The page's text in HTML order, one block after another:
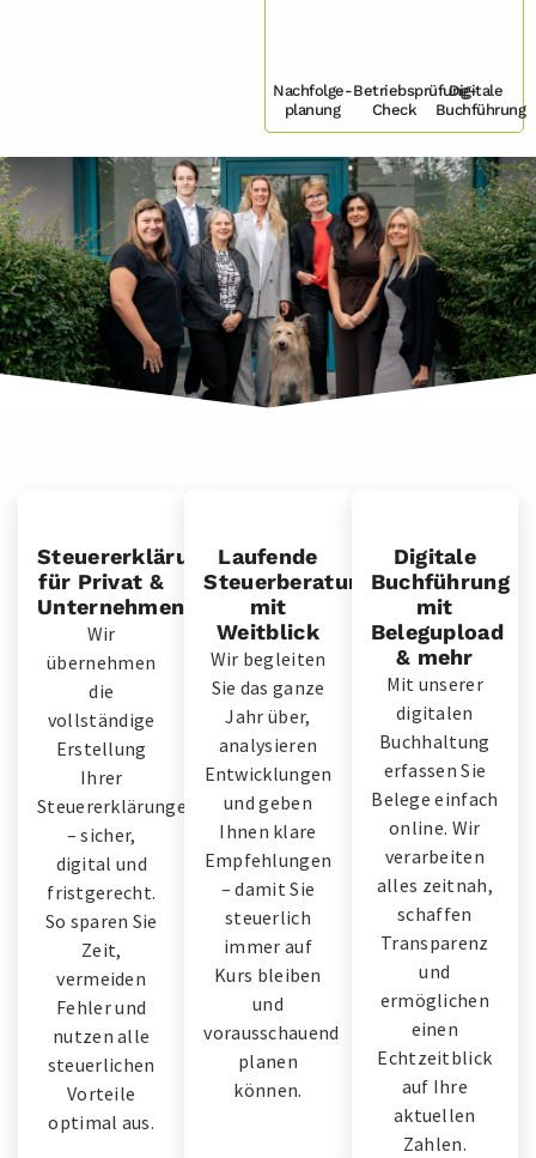
Nachfolge-
planung
Betriebsprüfung-
Check
Digitale
Buchführung
Steuererklärungen
für Privat &
Unternehmen
Wir
übernehmen
die
vollständige
Erstellung
Ihrer
Steuererklärungen
– sicher,
digital und
fristgerecht.
So sparen Sie
Zeit,
vermeiden
Fehler und
nutzen alle
steuerlichen
Vorteile
optimal aus.
Laufende
Steuerberatung
mit
Weitblick
Wir begleiten
Sie das ganze
Jahr über,
analysieren
Entwicklungen
und geben
Ihnen klare
Empfehlungen
– damit Sie
steuerlich
immer auf
Kurs bleiben
und
vorausschauend
planen
können.
Digitale
Buchführung
mit
Belegupload
& mehr
Mit unserer
digitalen
Buchhaltung
erfassen Sie
Belege einfach
online. Wir
verarbeiten
alles zeitnah,
schaffen
Transparenz
und
ermöglichen
einen
Echtzeitblick
auf Ihre
aktuellen
Zahlen.